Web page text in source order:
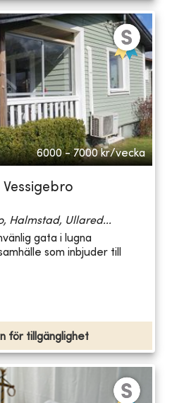
6000 - 7000 kr/vecka
Halmstad, Ullared...
gata i lugna
som inbjuder till
för tillgänglighet